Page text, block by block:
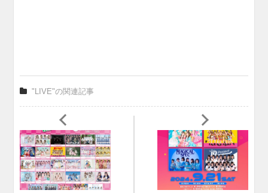
"LIVE"の関連記事